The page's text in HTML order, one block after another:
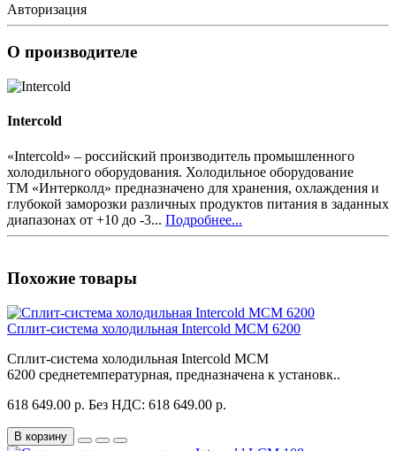
Авторизация
О производителе
Intercold
«Intercold» – российский производитель промышленного
холодильного оборудования. Холодильное оборудование
ТМ «Интерколд» предназначено для хранения, охлаждения и
глубокой заморозки различных продуктов питания в заданных
диапазонах от +10 до -3... Подробнее...
Похожие товары
Сплит-система холодильная Intercold MCM 6200
Сплит-система холодильная Intercold MCM
6200 среднетемпературная, предназначена к установк..
618 649.00 р. Без НДС: 618 649.00 р.
В корзину